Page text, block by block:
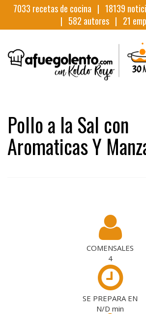
7033 recetas de cocina | 18139
| 582 autores | 21
Pollo a la Sal con
Aromaticas Y
COMENSALES
4
SE PREPARA EN
N/D min